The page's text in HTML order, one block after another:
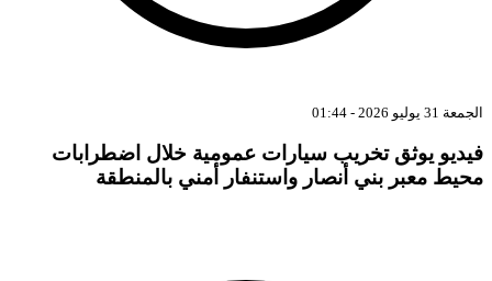
الجمعة 31 يوليو 2026 - 01:44
فيديو يوثق تخريب سيارات عمومية خلال اضطرابات
محيط معبر بني أنصار واستنفار أمني بالمنطقة